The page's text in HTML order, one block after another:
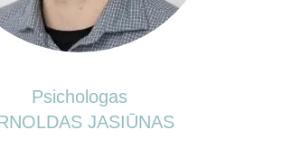
Psichologas
JASIŪNAS